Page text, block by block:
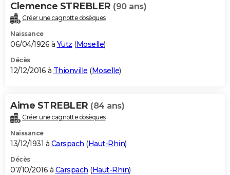
Clemence STREBLER (90 ans)
Créer une cagnotte obsèques
Naissance
06/04/1926 à Yutz (Moselle)
Décès
12/12/2016 à Thionville (Moselle)
Aime STREBLER (84 ans)
Créer une cagnotte obsèques
Naissance
13/12/1931 à Carspach (Haut-Rhin)
Décès
07/10/2016 à Carspach (Haut-Rhin)